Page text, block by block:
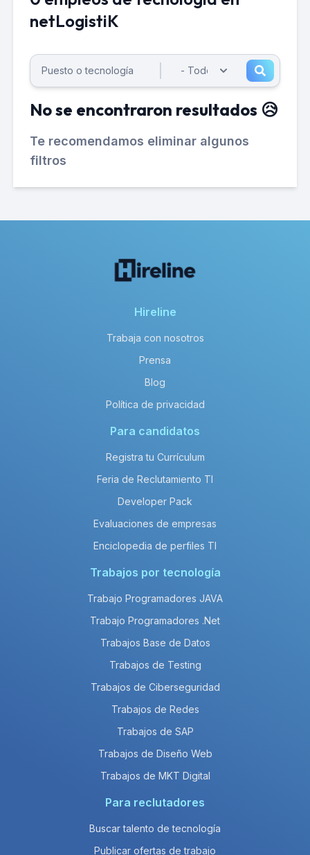
netLogistiK
No se encontraron resultados 😥
Te recomendamos eliminar algunos
filtros
Hireline
Trabaja con nosotros
Prensa
Blog
Política de privacidad
Para candidatos
Registra tu Currículum
Feria de Reclutamiento TI
Developer Pack
Evaluaciones de empresas
Enciclopedia de perfiles TI
Trabajos por tecnología
Trabajo Programadores JAVA
Trabajo Programadores .Net
Trabajos Base de Datos
Trabajos de Testing
Trabajos de Ciberseguridad
Trabajos de Redes
Trabajos de SAP
Trabajos de Diseño Web
Trabajos de MKT Digital
Para reclutadores
Buscar talento de tecnología
Publicar ofertas de trabajo